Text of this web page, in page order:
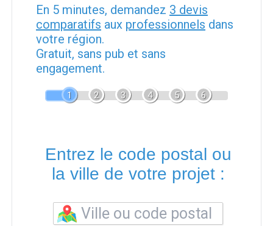
En 5 minutes, demandez 3 devis
comparatifs aux professionnels dans
votre région.
Gratuit, sans pub et sans
engagement.
1 2 3 4 5 6
Entrez le code postal ou
la ville de votre projet :